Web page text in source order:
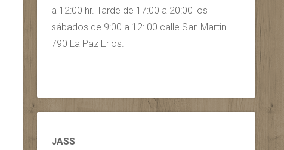
a 12:00 hr. Tarde de 17:00 a 20:00 los
sábados de 9:00 a 12: 00 calle San Martin
790 La Paz Erios.
JASS